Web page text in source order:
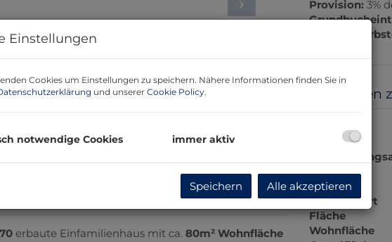
erbaute Einfamilienhaus mit ca. 80m² Wohnfläche
Provision: 3%
Objektnr.
Zimmer
Objektart
Kaufpreis
Nutzungsart
Fläche
Wohnfläche
Einstellungen
Cookies um Einstellungen zu speichern. Nähere Informationen finden Sie in
und unserer Cookie Policy.
notwendige Cookies immer aktiv
Speichern Alle akzeptieren